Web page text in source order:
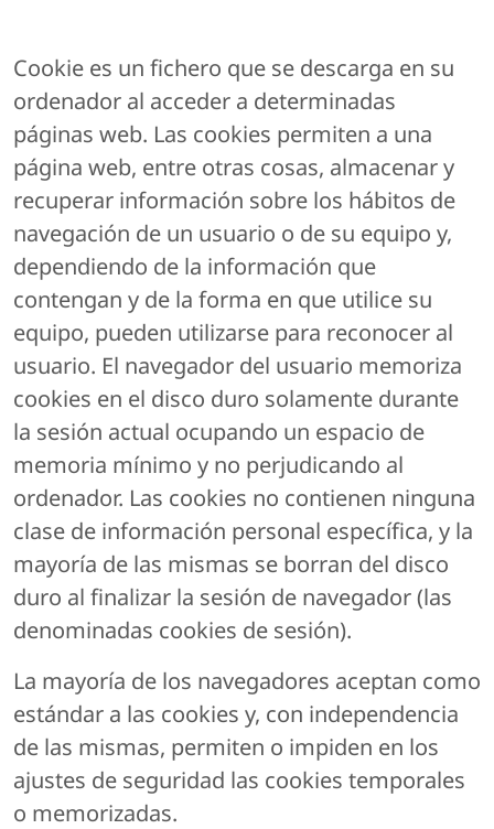
Cookie es un fichero que se descarga en su
ordenador al acceder a determinadas
páginas web. Las cookies permiten a una
página web, entre otras cosas, almacenar y
recuperar información sobre los hábitos de
navegación de un usuario o de su equipo y,
dependiendo de la información que
contengan y de la forma en que utilice su
equipo, pueden utilizarse para reconocer al
usuario. El navegador del usuario memoriza
cookies en el disco duro solamente durante
la sesión actual ocupando un espacio de
memoria mínimo y no perjudicando al
ordenador. Las cookies no contienen ninguna
clase de información personal específica, y la
mayoría de las mismas se borran del disco
duro al finalizar la sesión de navegador (las
denominadas cookies de sesión).
La mayoría de los navegadores aceptan como
estándar a las cookies y, con independencia
de las mismas, permiten o impiden en los
ajustes de seguridad las cookies temporales
o memorizadas.